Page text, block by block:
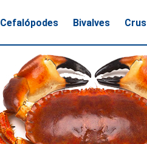
Cefalópodes Bivalves